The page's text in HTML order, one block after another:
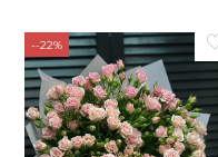
--22%